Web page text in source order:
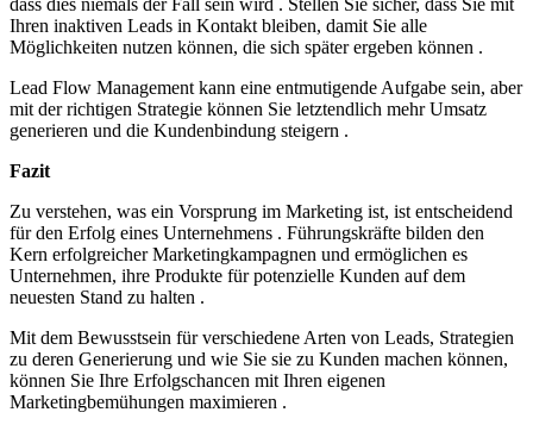
dass dies niemals der Fall sein wird . Stellen Sie sicher, dass Sie mit
Ihren inaktiven Leads in Kontakt bleiben, damit Sie alle
Möglichkeiten nutzen können, die sich später ergeben können .
Lead Flow Management kann eine entmutigende Aufgabe sein, aber
mit der richtigen Strategie können Sie letztendlich mehr Umsatz
generieren und die Kundenbindung steigern .
Fazit
Zu verstehen, was ein Vorsprung im Marketing ist, ist entscheidend
für den Erfolg eines Unternehmens . Führungskräfte bilden den
Kern erfolgreicher Marketingkampagnen und ermöglichen es
Unternehmen, ihre Produkte für potenzielle Kunden auf dem
neuesten Stand zu halten .
Mit dem Bewusstsein für verschiedene Arten von Leads, Strategien
zu deren Generierung und wie Sie sie zu Kunden machen können,
können Sie Ihre Erfolgschancen mit Ihren eigenen
Marketingbemühungen maximieren .